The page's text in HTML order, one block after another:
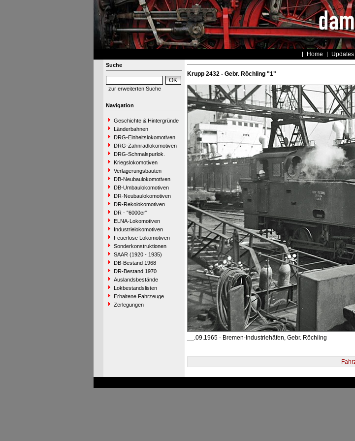
Home Updates
Suche
zur erweiterten Suche
Navigation
Geschichte & Hintergründe
Länderbahnen
DRG-Einheitslokomotiven
DRG-Zahnradlokomotiven
DRG-Schmalspurlok.
Kriegslokomotiven
Verlagerungsbauten
DB-Neubaulokomotiven
DB-Umbaulokomotiven
DR-Neubaulokomotiven
DR-Rekolokomotiven
DR - "6000er"
ELNA-Lokomotiven
Industrielokomotiven
Feuerlose Lokomotiven
Sonderkonstruktionen
SAAR (1920 - 1935)
DB-Bestand 1968
DR-Bestand 1970
Auslandsbestände
Lokbestandslisten
Erhaltene Fahrzeuge
Zerlegungen
Krupp 2432 - Gebr. Röchling "1"
__.09.1965 - Bremen-Industriehäfen, Gebr. Röchling